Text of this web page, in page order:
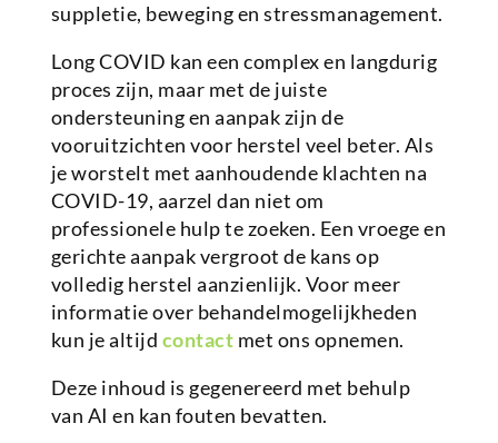
suppletie, beweging en stressmanagement.
Long COVID kan een complex en langdurig
proces zijn, maar met de juiste
ondersteuning en aanpak zijn de
vooruitzichten voor herstel veel beter. Als
je worstelt met aanhoudende klachten na
COVID-19, aarzel dan niet om
professionele hulp te zoeken. Een vroege en
gerichte aanpak vergroot de kans op
volledig herstel aanzienlijk. Voor meer
informatie over behandelmogelijkheden
kun je altijd contact met ons opnemen.
Deze inhoud is gegenereerd met behulp
van AI en kan fouten bevatten.